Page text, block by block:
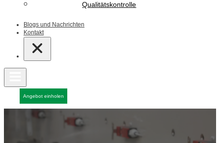
Qualitätskontrolle
Blogs und Nachrichten
Kontakt
Angebot einholen